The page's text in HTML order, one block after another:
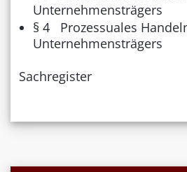
Unternehmensträgers
§ 4 Prozessuales
Unternehmensträgers
Sachregister